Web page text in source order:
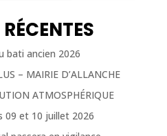
bati ancien 2026
– MAIRIE D’ALLANCHE
ATMOSPHÉRIQUE
09 et 10 juillet 2026